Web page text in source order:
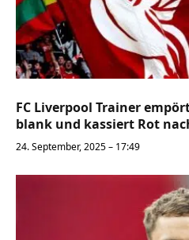
FC Liverpool Trainer
blank und kassiert Rot
24. September, 2025 – 17:49